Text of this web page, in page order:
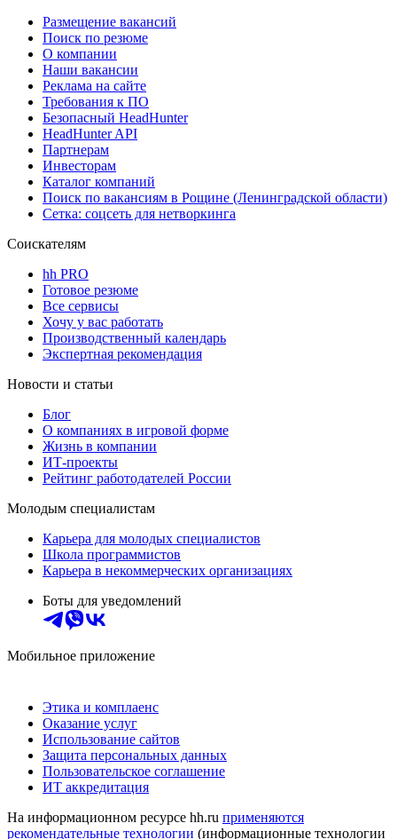
Размещение вакансий
Поиск по резюме
О компании
Наши вакансии
Реклама на сайте
Требования к ПО
Безопасный HeadHunter
HeadHunter API
Партнерам
Инвесторам
Каталог компаний
Поиск по вакансиям в Рощине (Ленинградской области)
Сетка: соцсеть для нетворкинга
Соискателям
hh PRO
Готовое резюме
Все сервисы
Хочу у вас работать
Производственный календарь
Экспертная рекомендация
Новости и статьи
Блог
О компаниях в игровой форме
Жизнь в компании
ИТ-проекты
Рейтинг работодателей России
Молодым специалистам
Карьера для молодых специалистов
Школа программистов
Карьера в некоммерческих организациях
Боты для уведомлений
Мобильное приложение
Этика и комплаенс
Оказание услуг
Использование сайтов
Защита персональных данных
Пользовательское соглашение
ИТ аккредитация
На информационном ресурсе hh.ru применяются
рекомендательные технологии (информационные технологии